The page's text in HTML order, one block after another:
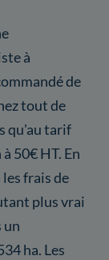
à
de
tout de
qu'au tarif
50€ HT. En
frais de
plus vrai
un
ha. Les